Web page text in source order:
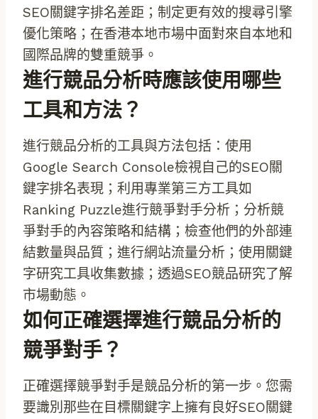
SEO關鍵字排名差距；制定更有效的搜尋引擎
優化策略；在香港本地市場中面對來自本地和
國際品牌的雙重競爭。
進行競品分析時應該使用哪些
工具和方法？
進行競品分析的工具與方法包括：使用
Google Search Console檢視自己的SEO關
鍵字排名表現；利用專業第三方工具如
Ranking Puzzle進行競爭對手分析；分析競
爭對手的內容策略和結構；檢查他們的外部連
結數量與品質；進行網站流量分析；使用關鍵
字研究工具收集數據；透過SEO競品研究了解
市場動態。
如何正確選擇進行競品分析的
競爭對手？
正確選擇競爭對手是競品分析的第一步。您需
要識別那些在目標關鍵字上擁有良好SEO關鍵